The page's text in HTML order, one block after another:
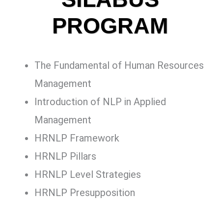
PROGRAM
The Fundamental of Human Resources
Management
Introduction of NLP in Applied
Management
HRNLP Framework
HRNLP Pillars
HRNLP Level Strategies
HRNLP Presupposition